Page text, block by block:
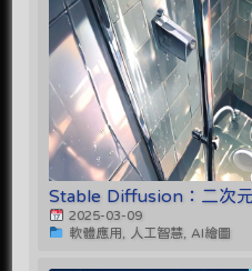
Stable Diffusion：二次
2025-03-09
軟體應用, 人工智慧, AI繪圖